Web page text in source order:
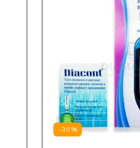
-30%